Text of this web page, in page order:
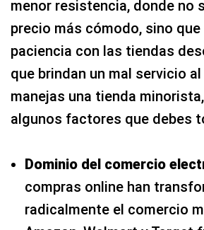
menor resistencia, donde no
precio más cómodo, sino
paciencia con las tiendas
que brindan un mal servicio
manejas una tienda
algunos factores que debes
Dominio del comercio
compras online han
radicalmente el comercio